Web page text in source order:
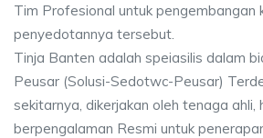
Tim Profesional untuk pengembangan
penyedotannya tersebut.
Tinja Banten adalah speiasilis dalam
Peusar (Solusi-Sedotwc-Peusar)
sekitarnya, dikerjakan oleh tenaga ahli,
berpengalaman Resmi untuk